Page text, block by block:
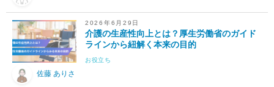
2026年6月29日
介護の生産性向上とは？厚生労働省のガイド
ラインから紐解く本来の目的
お役立ち
佐藤 ありさ